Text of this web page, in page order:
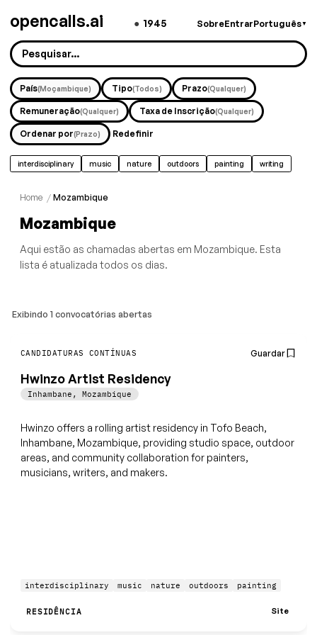
opencalls.ai ● 1945 SobreEntrarPortuguês▼
País(Moçambique) Tipo(Todos) Prazo(Qualquer)
Remuneração(Qualquer) Taxa de Inscrição(Qualquer)
Ordenar por(Prazo) Redefinir
interdisciplinary music nature outdoors painting writing
Home / Mozambique
Mozambique
Aqui estão as chamadas abertas em Mozambique. Esta
lista é atualizada todos os dias.
Exibindo 1 convocatórias abertas
CANDIDATURAS CONTÍNUAS Guardar
Hwinzo Artist Residency
Inhambane , Mozambique
Hwinzo offers a rolling artist residency in Tofo Beach,
Inhambane, Mozambique, providing studio space, outdoor
areas, and community collaboration for painters,
musicians, writers, and makers.
interdisciplinary music nature outdoors painting
RESIDÊNCIA Site